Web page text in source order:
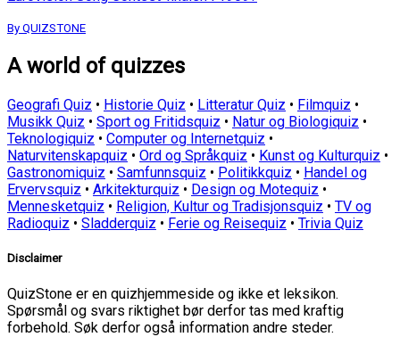
By QUIZSTONE
A world of quizzes
Geografi Quiz • Historie Quiz • Litteratur Quiz • Filmquiz •
Musikk Quiz • Sport og Fritidsquiz • Natur og Biologiquiz •
Teknologiquiz • Computer og Internetquiz •
Naturvitenskapquiz • Ord og Språkquiz • Kunst og Kulturquiz •
Gastronomiquiz • Samfunnsquiz • Politikkquiz • Handel og
Ervervsquiz • Arkitekturquiz • Design og Motequiz •
Mennesketquiz • Religion, Kultur og Tradisjonsquiz • TV og
Radioquiz • Sladderquiz • Ferie og Reisequiz • Trivia Quiz
Disclaimer
QuizStone er en quizhjemmeside og ikke et leksikon.
Spørsmål og svars riktighet bør derfor tas med kraftig
forbehold. Søk derfor også information andre steder.